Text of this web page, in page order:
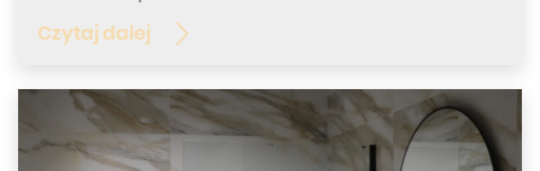
Czytaj dalej